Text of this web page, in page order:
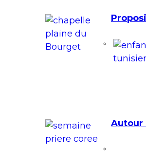
Autour